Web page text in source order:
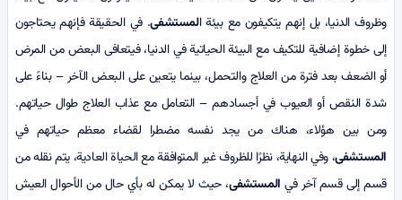
وظروف الدنيا، بل إنهم يتكيفون مع بيئة المستشفى. في الحقيقة فإنهم يحتاجون
إلى خطوة إضافية للتكيف مع البيئة الحياتية في الدنيا، فيتعافى البعض من المرض
أو الضعف بعد فترة من العلاج والتحمل، بینما يتعين على البعض الآخر – بناءً على
شدة النقص أو العيوب في أجسادهم – التعامل مع عذاب العلاج طوال حياتهم.
ومن بين هؤلاء، هناك من يجد نفسه مضطرا لقضاء معظم حياتهم في
المستشفى، وفي النهاية، نظرًا للظروف غير المتوافقة مع الحياة العادية، يتم نقله من
قسم إلى قسم آخر فيالمستشفى، حيث لا يمكن له بأي حال من الأحوال العيش